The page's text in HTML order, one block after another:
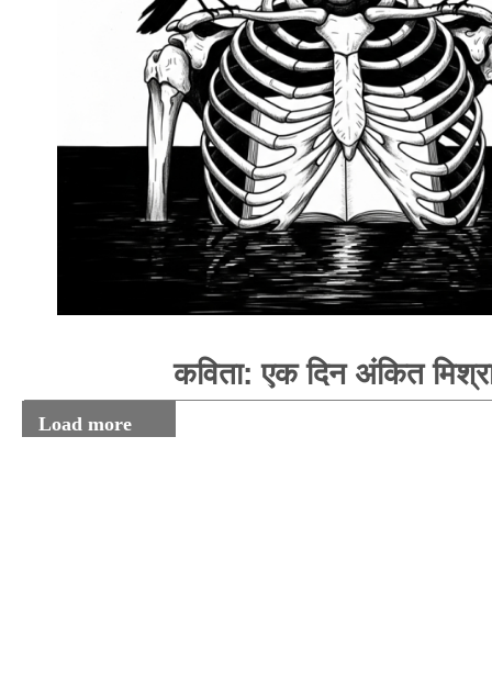
कविता: एक दिन अंकित
Load more